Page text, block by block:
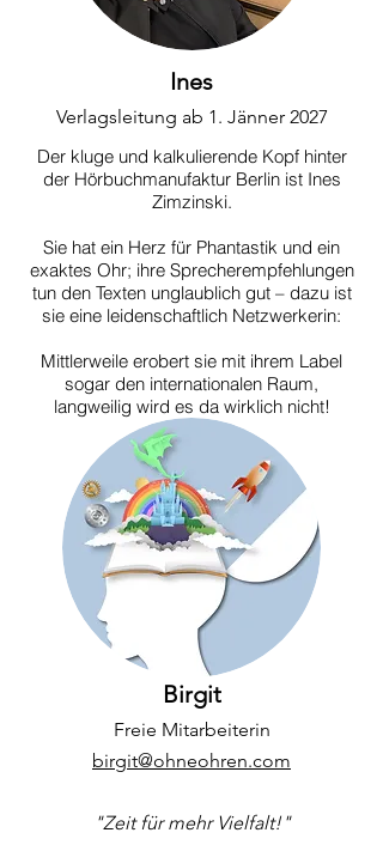
Ines
Verlagsleitung ab 1. Jänner 2027
Der kluge und kalkulierende Kopf hinter
der Hörbuchmanufaktur Berlin ist Ines
Zimzinski.
Sie hat ein Herz für Phantastik und ein
exaktes Ohr; ihre Sprecherempfehlungen
tun den Texten unglaublich gut – dazu ist
sie eine leidenschaftlich Netzwerkerin:
Mittlerweile erobert sie mit ihrem Label
sogar den internationalen Raum,
langweilig wird es da wirklich nicht!
Birgit
Freie Mitarbeiterin
birgit@ohneohren.com
"Zeit für mehr Vielfalt!"